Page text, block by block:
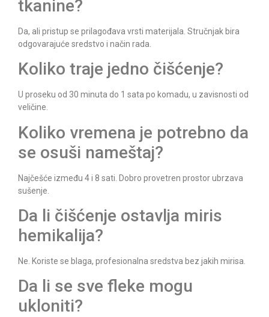
tkanine?
Da, ali pristup se prilagođava vrsti materijala. Stručnjak bira
odgovarajuće sredstvo i način rada.
Koliko traje jedno čišćenje?
U proseku od 30 minuta do 1 sata po komadu, u zavisnosti od
veličine.
Koliko vremena je potrebno da
se osuši nameštaj?
Najčešće između 4 i 8 sati. Dobro provetren prostor ubrzava
sušenje.
Da li čišćenje ostavlja miris
hemikalija?
Ne. Koriste se blaga, profesionalna sredstva bez jakih mirisa.
Da li se sve fleke mogu
ukloniti?